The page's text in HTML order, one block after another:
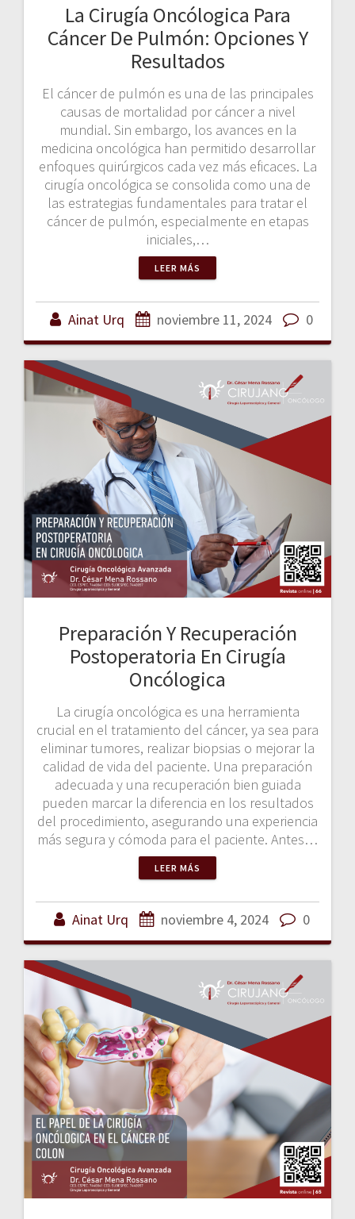
La Cirugía Oncólogica Para
Cáncer De Pulmón: Opciones Y
Resultados
El cáncer de pulmón es una de las principales
causas de mortalidad por cáncer a nivel
mundial. Sin embargo, los avances en la
medicina oncológica han permitido desarrollar
enfoques quirúrgicos cada vez más eficaces. La
cirugía oncológica se consolida como una de
las estrategias fundamentales para tratar el
cáncer de pulmón, especialmente en etapas
iniciales,…
LEER MÁS
Ainat Urq noviembre 11, 2024 0
Preparación Y Recuperación
Postoperatoria En Cirugía
Oncólogica
La cirugía oncológica es una herramienta
crucial en el tratamiento del cáncer, ya sea para
eliminar tumores, realizar biopsias o mejorar la
calidad de vida del paciente. Una preparación
adecuada y una recuperación bien guiada
pueden marcar la diferencia en los resultados
del procedimiento, asegurando una experiencia
más segura y cómoda para el paciente. Antes…
LEER MÁS
Ainat Urq noviembre 4, 2024 0